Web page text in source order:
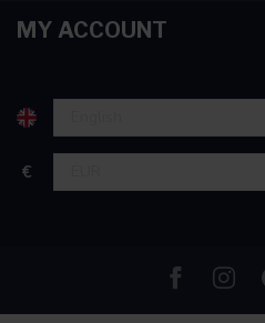
partners voor social media,
verzameld op basis van uw
MY ACCOUNT
€